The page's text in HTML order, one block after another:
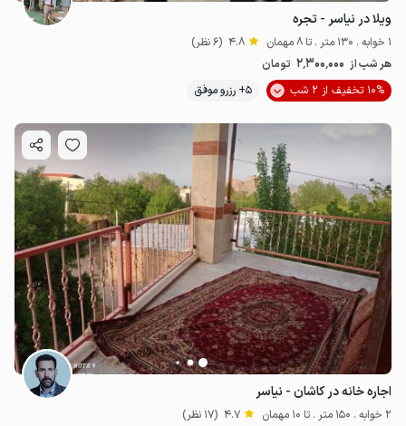
ویلا در نیاسر - تجره
1 خوابه . 130 متر . تا 8 مهمان 4.8 (6 نظر)
هر شب از 2٬300٬000 تومان
10% تخفیف از 2 شب
5+ رزرو موفق
اجاره خانه در کاشان - نیاسر
2 خوابه . 150 متر . تا 10 مهمان 4.7 (17 نظر)